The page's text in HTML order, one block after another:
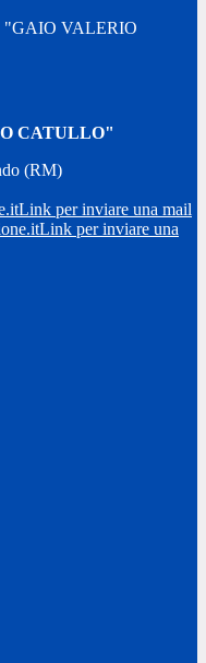
"GAIO VALERIO
CATULLO"
(RM)
Link per inviare una mail
Link per inviare una